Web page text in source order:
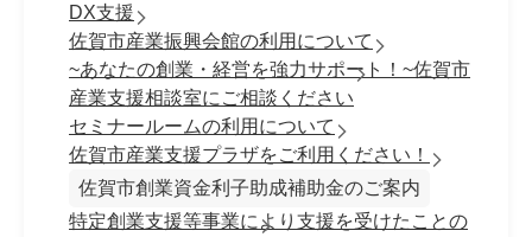
DX支援
佐賀市産業振興会館の利用について
~あなたの創業・経営を強力サポート！~佐賀市
産業支援相談室にご相談ください
セミナールームの利用について
佐賀市産業支援プラザをご利用ください！
佐賀市創業資金利子助成補助金のご案内
特定創業支援等事業により支援を受けたことの